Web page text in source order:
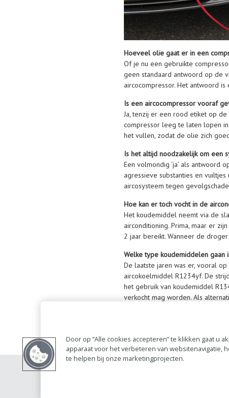
Hoeveel olie gaat er in een
Of je nu een gebruikte
geen standaard antwoord op de
aircocompressor. Het antwoord
Is een aircocompressor vooraf
Ja, tenzij er een rood etiket op
compressor leeg te laten lopen
het vullen, zodat de olie zich
Is het altijd noodzakelijk om een
Een volmondig ‘ja’ als
agressieve substanties en
aircosysteem tegen
Hoe kan er toch vocht in de
Het koudemiddel neemt via de
airconditioning. Prima, maar er
2 jaar bereikt. Wanneer de
Welke type koudemiddelen
De laatste jaren was er, vooral
aircokoelmiddel R1234yf. De
het gebruik van koudemiddel
verkocht mag worden. Als
Door op “Alle cookies accepteren” te klikken gaat u
apparaat voor het verbeteren van websitenavigatie,
te helpen bij onze marketingprojecten.